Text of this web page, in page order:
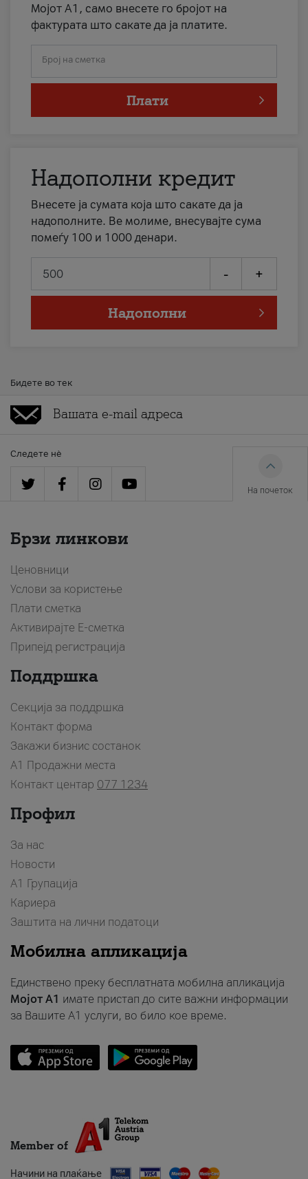
Мојот А1, само внесете го бројот на
фактурата што сакате да ја платите.
Број на сметка
Плати
Надополни кредит
Внесете ја сумата која што сакате да ја
надополните. Ве молиме, внесувајте сума
помеѓу 100 и 1000 денари.
- +
Надополни
Бидете во тек
Следете нè
На почеток
Брзи линкови
Ценовници
Услови за користење
Плати сметка
Активирајте Е-сметка
Припејд регистрација
Поддршка
Секција за поддршка
Контакт форма
Закажи бизнис состанок
A1 Продажни места
Контакт центар 077 1234
Профил
За нас
Новости
А1 Групација
Кариера
Заштита на лични податоци
Мобилна апликација
Единствено преку бесплатната мобилна апликација
Мојот A1 имате пристап до сите важни информации
за Вашите A1 услуги, во било кое време.
Member of
Начини на плаќање